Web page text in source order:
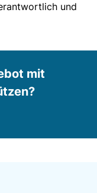
und
mit